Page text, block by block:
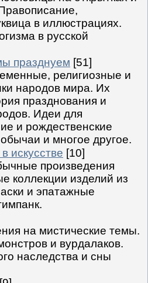
в иллюстрациях.
в русской
празднуем [51]
религиозные и
народов мира. Их
празднования и
Идеи для
и рождественские
и многое другое.
искусстве [10]
произведения
коллекции изделий из
и эпатажные
на мистические темы.
и вурдалаков.
наследства и сны